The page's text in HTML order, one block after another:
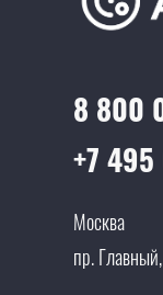
8 800
+7
Москва
пр.